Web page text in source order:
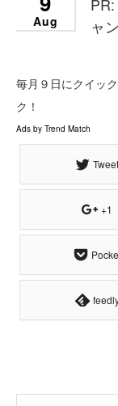
Aug
ャ
毎月９日にクイッ
ク！
Ads by Trend Match
Tweet
+1